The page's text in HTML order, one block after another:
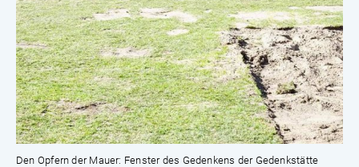
Den Opfern der Mauer: Fenster des Gedenkens der Gedenkstätte